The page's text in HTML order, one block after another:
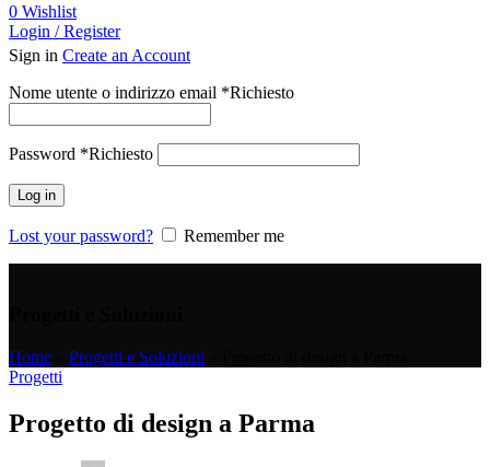
0 Wishlist
Login / Register
Sign in Create an Account
Nome utente o indirizzo email *Richiesto
Password *Richiesto
Log in
Lost your password? Remember me
Home Progetti e Soluzioni
Progetti
Progetto di design a Parma